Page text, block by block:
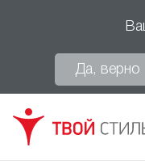
Да, верно